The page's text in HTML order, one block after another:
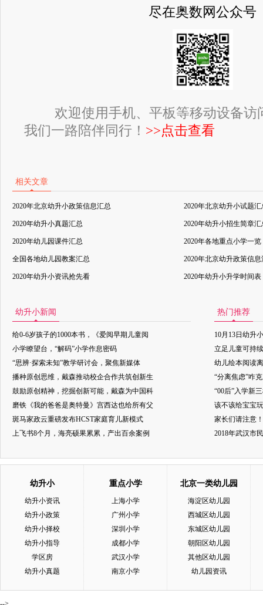
尽在奥数网公众号
欢迎使用手机、平板等移动设备访
我们一路陪伴同行！ >>点击查看
相关文章
2020年北京幼升小政策信息汇总 2020年北京幼升小试题汇
2020年幼升小真题汇总 2020年幼升小招生简章汇
2020年幼儿园课件汇总 2020年各地重点小学一览
全国各地幼儿园教案汇总 2020年北京幼升政策信息
2020年幼升小资讯抢先看 2020年幼升小升学时间表
幼升小新闻
给0-6岁孩子的1000本书，《爱阅早期儿童阅
小学瞭望台，“解码”小学作息密码
“思辨·探索未知”教学研讨会，聚焦新媒体
播种原创思维，戴森推动校企合作共筑创新生
鼓励原创精神，挖掘创新可能，戴森为中国科
磨铁《我的爸爸是奥特曼》宫西达也给所有父
斑马家政云重磅发布HCST家庭育儿新模式
上飞书8个月，海亮硕果累累，产出百余案例
热门推荐
10月13日幼升
立足儿童可持
幼儿绘本阅读
“分离焦虑”咋
“00后”入学新
该不该给宝宝
家长们请注意
2018年武汉市
幼升小
幼升小资讯
幼升小政策
幼升小择校
幼升小指导
学区房
幼升小真题
重点小学
上海小学
广州小学
深圳小学
成都小学
武汉小学
南京小学
北京一类幼儿园
海淀区幼儿园
西城区幼儿园
东城区幼儿园
朝阳区幼儿园
其他区幼儿园
幼儿园资讯
-->